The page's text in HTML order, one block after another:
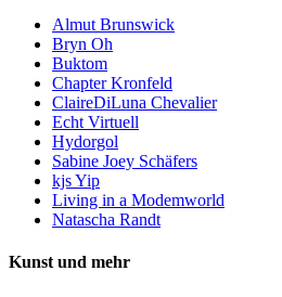
Almut Brunswick
Bryn Oh
Buktom
Chapter Kronfeld
ClaireDiLuna Chevalier
Echt Virtuell
Hydorgol
Sabine Joey Schäfers
kjs Yip
Living in a Modemworld
Natascha Randt
Kunst und mehr